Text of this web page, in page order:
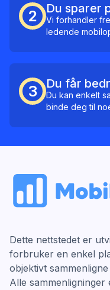
2 Du sparer
Vi forhandler
ledende
3 Du får
Du kan enkelt
binde deg til
Dette nettstedet er
forbruker en enkel
objektivt
Alle sammenligninger